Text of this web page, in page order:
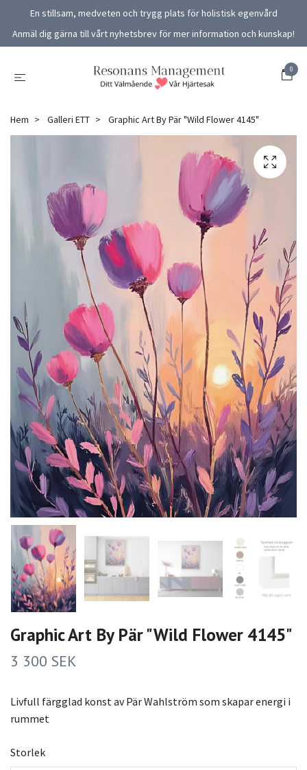
En stillsam, medveten och trygg plats för holistisk egenvård
Anmäl dig gärna till vårt nyhetsbrev för mer information och kunskap!
0
Hem Galleri ETT Graphic Art By Pär "Wild Flower 4145"
Graphic Art By Pär "Wild Flower 4145"
3 300 SEK
Livfull färgglad konst av Pär Wahlström som skapar energi i
rummet
Storlek